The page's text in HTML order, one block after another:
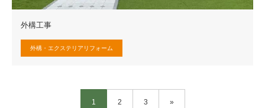
外構工事
外構・エクステリアリフォーム
1 2 3 »